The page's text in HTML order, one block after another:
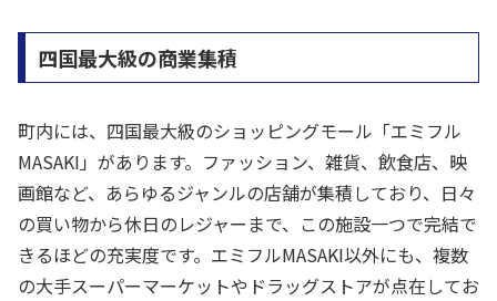
四国最大級の商業集積
町内には、四国最大級のショッピングモール「エミフル
MASAKI」があります。ファッション、雑貨、飲食店、映
画館など、あらゆるジャンルの店舗が集積しており、日々
の買い物から休日のレジャーまで、この施設一つで完結で
きるほどの充実度です。エミフルMASAKI以外にも、複数
の大手スーパーマーケットやドラッグストアが点在してお